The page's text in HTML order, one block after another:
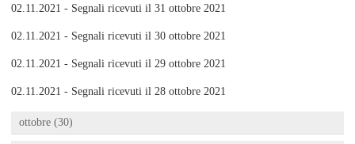
02.11.2021 - Segnali ricevuti il 31 ottobre 2021
02.11.2021 - Segnali ricevuti il 30 ottobre 2021
02.11.2021 - Segnali ricevuti il 29 ottobre 2021
02.11.2021 - Segnali ricevuti il 28 ottobre 2021
ottobre (30)